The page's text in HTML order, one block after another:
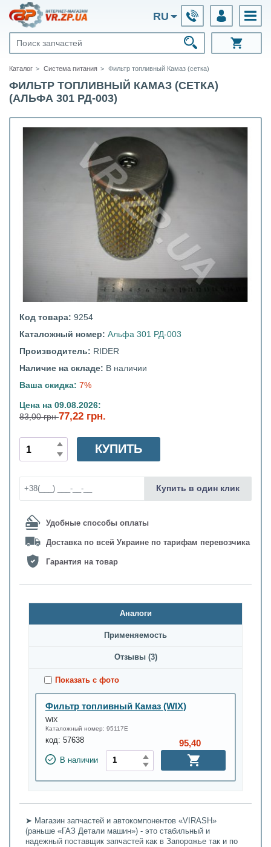
RU
Каталог Система питания Фильтр топливный Камаз (сетка)
ФИЛЬТР ТОПЛИВНЫЙ КАМАЗ (СЕТКА)
(АЛЬФА 301 РД-003)
Код товара: 9254
Каталожный номер: Альфа 301 РД-003
Производитель: RIDER
Наличие на складе: В наличии
Ваша скидка: 7%
Цена на 09.08.2026:
83,00 грн77,22 грн.
Удобные способы оплаты
Доставка по всей Украине по тарифам перевозчика
Гарантия на товар
КУПИТЬ
Купить в один клик
Аналоги
Применяемость
Oтзывы (3)
Показать с фото
Фильтр топливный Камаз (WIX)
WIX
Каталожный номер: 95117E
код: 57638
В наличии
95,40
➤ Магазин запчастей и автокомпонентов «VIRASH»
(раньше «ГАЗ Детали машин») - это стабильный и
надежный поставщик запчастей как в Запорожье так и по